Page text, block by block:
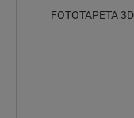
FOTOTAPETA